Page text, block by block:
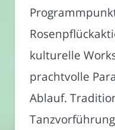
kulturelle
prachtvolle
Ablauf.